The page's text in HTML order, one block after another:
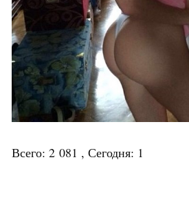
Всего: 2 081 , Сегодня: 1